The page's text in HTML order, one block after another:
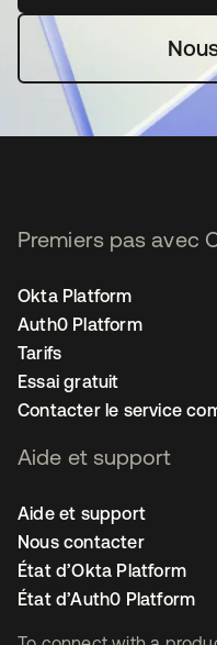
Premiers pas avec
Okta Platform
Auth0 Platform
Tarifs
Essai gratuit
Contacter le service
Aide et support
Aide et support
Nous contacter
État d’Okta Platform
État d’Auth0 Platform